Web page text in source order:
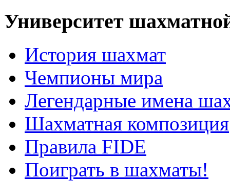
Университет
История шахмат
Чемпионы мира
Легендарные имена
Шахматная композиция
Правила FIDE
Поиграть в шахматы!